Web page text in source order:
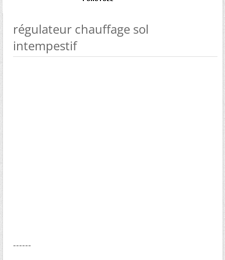
régulateur chauffage sol
intempestif
------